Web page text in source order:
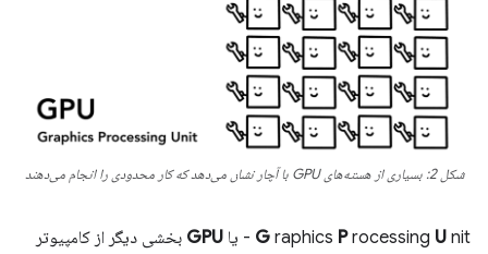
شکل 2: بسیاری از هسته‌های GPU با آچار نشان می‌دهد که کار محدودی را انجام می‌دهند
G raphics Processing U nit - یا GPU بخشی دیگر از کامپیوتر